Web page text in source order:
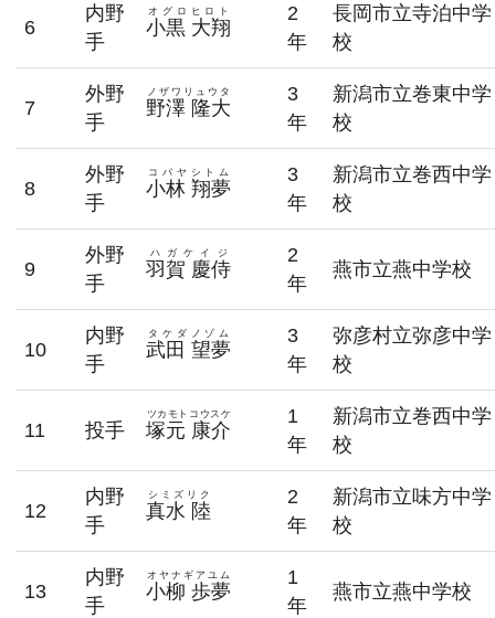
6
内野
手
小黒 大翔
オグロヒロト
2
年
長岡市立寺泊中学
校
7
外野
手
野澤 隆大
ノザワリュウタ
3
年
新潟市立巻東中学
校
8
外野
手
小林 翔夢
コバヤシトム
3
年
新潟市立巻西中学
校
9
外野
手
羽賀 慶侍
ハガケイジ
2
年
燕市立燕中学校
10
内野
手
武田 望夢
タケダノゾム
3
年
弥彦村立弥彦中学
校
11 投手 塚元 康介
ツカモトコウスケ
1
年
新潟市立巻西中学
校
12
内野
手
真水 陸
シミズリク
2
年
新潟市立味方中学
校
13
内野
手
小柳 歩夢
オヤナギアユム
1
年
燕市立燕中学校